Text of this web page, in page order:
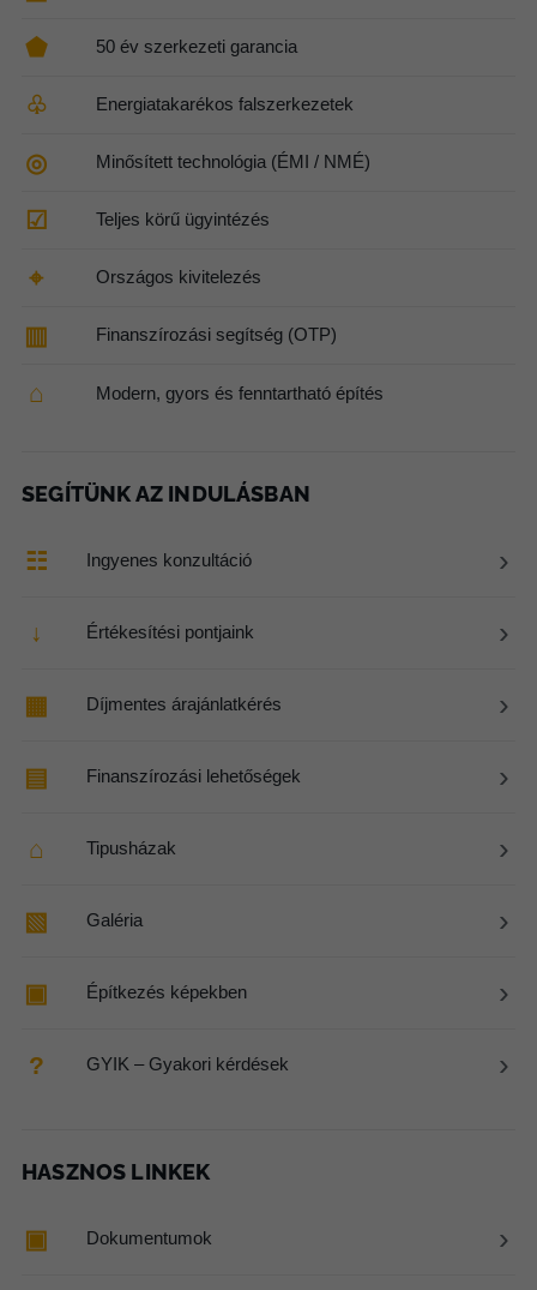
⬟ 50 év szerkezeti garancia
♧ Energiatakarékos falszerkezetek
◎ Minősített technológia (ÉMI / NMÉ)
☑ Teljes körű ügyintézés
⌖ Országos kivitelezés
▥ Finanszírozási segítség (OTP)
⌂ Modern, gyors és fenntartható építés
SEGÍTÜNK AZ INDULÁSBAN
☷ Ingyenes konzultáció ›
↓ Értékesítési pontjaink ›
▦ Díjmentes árajánlatkérés ›
▤ Finanszírozási lehetőségek ›
⌂ Tipusházak ›
▧ Galéria ›
▣ Építkezés képekben ›
? GYIK – Gyakori kérdések ›
HASZNOS LINKEK
▣ Dokumentumok ›